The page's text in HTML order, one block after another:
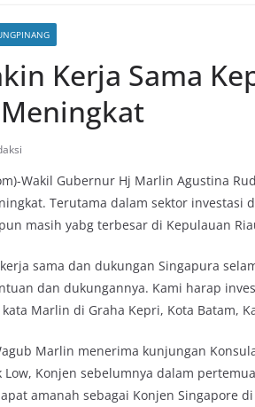
Kerja Sama
Wakil Gubernur Hj Marlin Agustina
Terutama dalam sektor investasi
masih yabg terbesar di Kepulauan
sama dan dukungan Singapura
dan dukungannya. Kami harap
Marlin di Graha Kepri, Kota Batam,
Marlin menerima kunjungan
Konjen sebelumnya dalam
amanah sebagai Konjen Singapore